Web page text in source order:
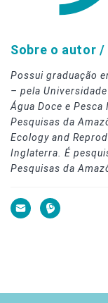
Sobre o autor /
Possui graduação
– pela
Água Doce e
Pesquisas da
Ecology and
Inglaterra. É
Pesquisas da